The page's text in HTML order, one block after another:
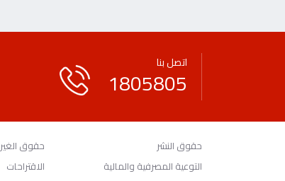
اتصل بنا
1805805
حقوق النشر حقوق الغير
التوعية المصرفية والمالية
الاقتراحات